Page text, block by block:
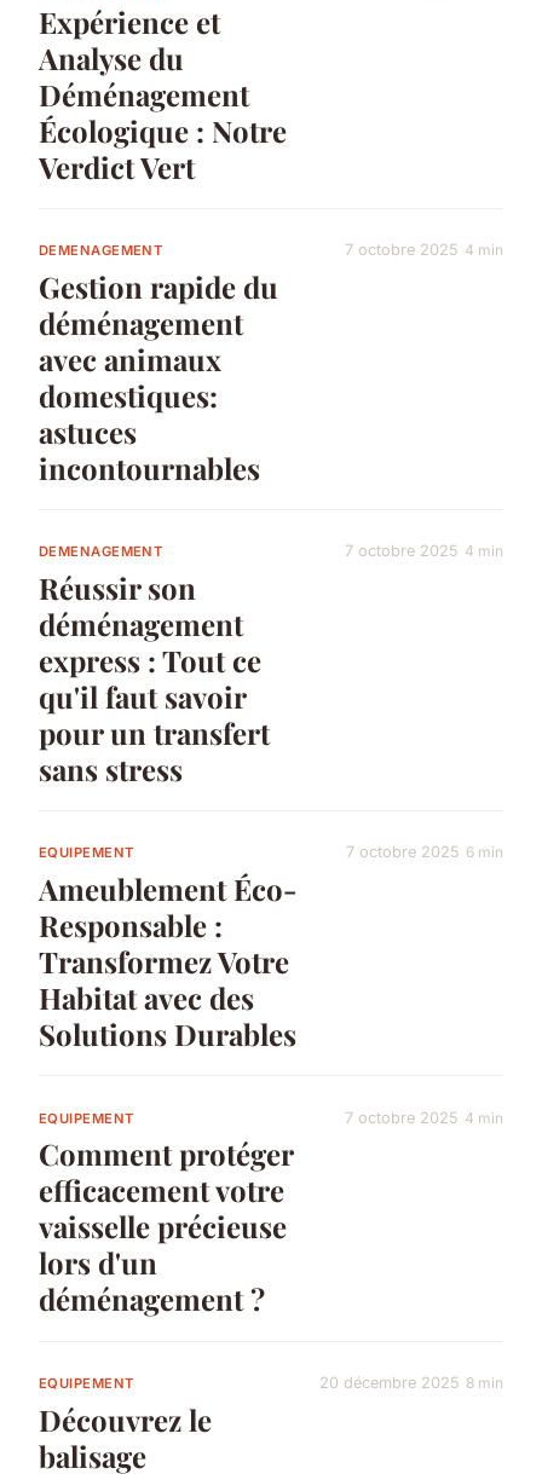
Expérience et
Analyse du
Déménagement
Écologique : Notre
Verdict Vert
DEMENAGEMENT
Gestion rapide du
déménagement
avec animaux
domestiques:
astuces
incontournables
7 octobre 2025 4 min
DEMENAGEMENT
Réussir son
déménagement
express : Tout ce
qu'il faut savoir
pour un transfert
sans stress
7 octobre 2025 4 min
EQUIPEMENT
Ameublement Éco-
Responsable :
Transformez Votre
Habitat avec des
Solutions Durables
7 octobre 2025 6 min
EQUIPEMENT
Comment protéger
efficacement votre
vaisselle précieuse
lors d'un
déménagement ?
7 octobre 2025 4 min
EQUIPEMENT
Découvrez le
balisage
20 décembre 2025 8 min